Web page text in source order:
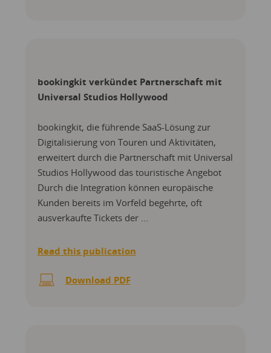
bookingkit verkündet Partnerschaft mit
Universal Studios Hollywood
bookingkit, die führende SaaS-Lösung zur
Digitalisierung von Touren und Aktivitäten,
erweitert durch die Partnerschaft mit Universal
Studios Hollywood das touristische Angebot
Durch die Integration können europäische
Kunden bereits im Vorfeld begehrte, oft
ausverkaufte Tickets der ...
Read this publication
Download PDF